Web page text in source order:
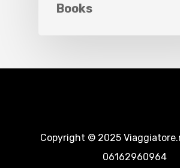
Books
Copyright © 2025
06162960964